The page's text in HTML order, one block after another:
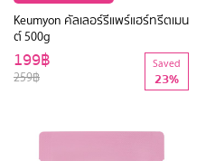
Keumyon คัลเลอร์รีแพร์แฮร์ทรีตเมน
ต์ 500g
259฿
199฿ Saved
23%